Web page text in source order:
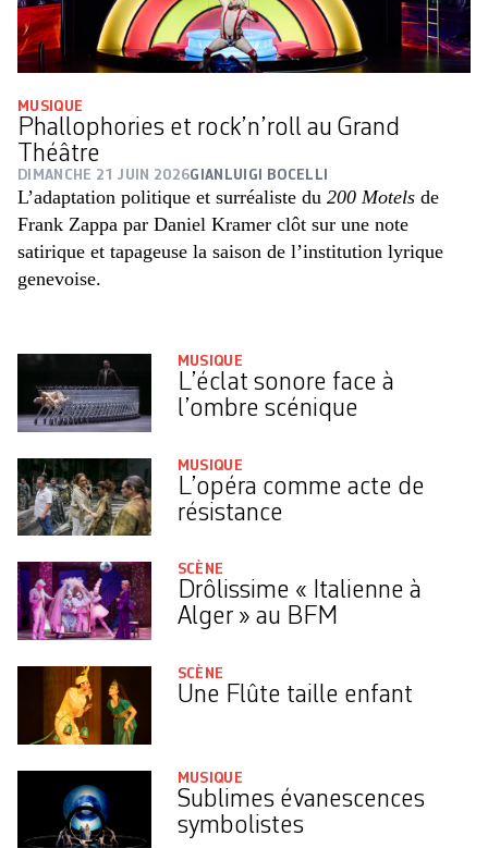
MUSIQUE
Phallophories et rock’n’roll au Grand
Théâtre
DIMANCHE 21 JUIN 2026GIANLUIGI BOCELLI
L’adaptation politique et surréaliste du 200 Motels de
Frank Zappa par Daniel Kramer clôt sur une note
satirique et tapageuse la saison de l’institution lyrique
genevoise.
MUSIQUE
L’éclat sonore face à
l’ombre scénique
MUSIQUE
L’opéra comme acte de
résistance
SCÈNE
Drôlissime « Italienne à
Alger » au BFM
SCÈNE
Une Flûte taille enfant
MUSIQUE
Sublimes évanescences
symbolistes